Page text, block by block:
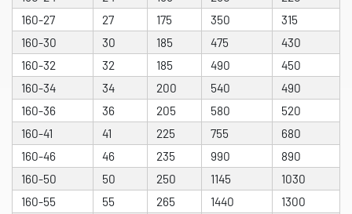
160-27
27 175 350
315
160-30
30 185 475
430
160-32
32 185 490
450
160-34
34 200 540
490
160-36
36 205 580
520
160-41
41 225 755
680
160-46
46 235 990
890
160-50
50 250 1145
1030
160-55
55 265 1440
1300